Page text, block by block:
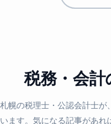
税務・会
札幌の税理士・公認会計士が
います。気になる記事があれ